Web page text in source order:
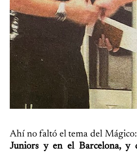
Ahí no faltó el tema del Mágico:
Juniors y en el Barcelona, y